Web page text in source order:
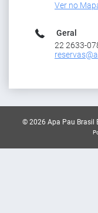
Ver no
Geral
22 2633-
© 2026 Apa Pau Brasil